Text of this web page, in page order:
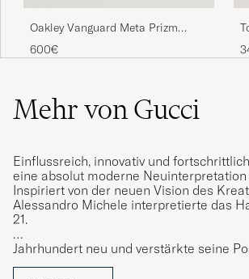
Oakley Vanguard Meta Prizm
Sunglasses Black
600€
Mehr von Gucci
Einflussreich, innovativ und
eine absolut moderne Neuinterpretation
Inspiriert von der neuen Vision des
Alessandro Michele interpretierte das
21.
Jahrhundert neu und verstärkte seine
der weltweit begehrtesten Modehäuser.